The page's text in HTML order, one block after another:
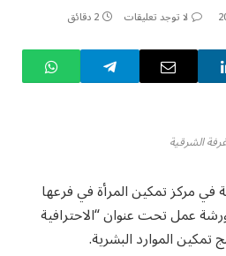
لا توجد تعليقات 2 دقائق
غرفة الشرقية
مركز تمكين المرأة في فرعها
عمل تحت عنوان “الاحترافية
الموارد البشرية.